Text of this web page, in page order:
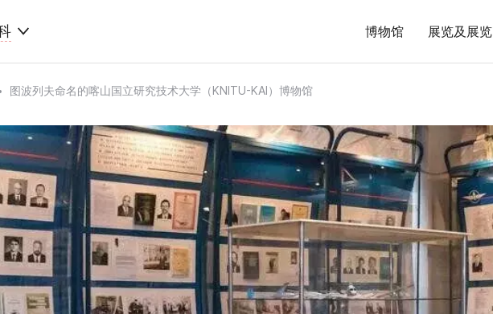
博物馆 展览及展览
图波列夫命名的喀山国立研究技术大学（KNITU-KAI）博物馆